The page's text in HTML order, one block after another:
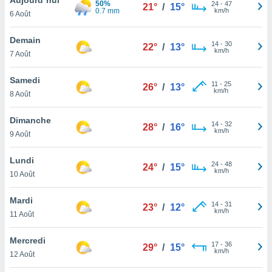
et
»,
au
vous
qu'ils
ou
le
ainsi
un
la
du
6 Août
50%
0.7 mm
21° / 15° 24- 47
km/h
Demain
7 Août
22° / 13° 14- 30
km/h
Samedi
8 Août
26° / 13° 11 - 25
km/h
Dimanche
9 Août
28° / 16° 14- 32
km/h
Lundi
10 Août
24° / 15° 24- 48
km/h
Mardi
11 Août
23° / 12° 14- 31
km/h
Mercredi
12 Août
29° / 15° 17- 36
km/h